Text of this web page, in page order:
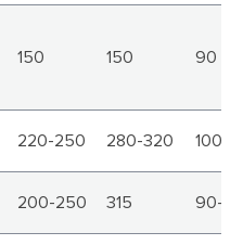
150 150 90
220-250 280-320 100-
200-250 315 90-